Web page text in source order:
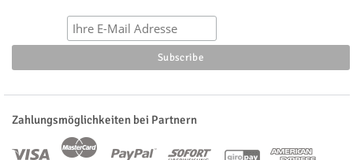
Zahlungsmöglichkeiten bei Partnern